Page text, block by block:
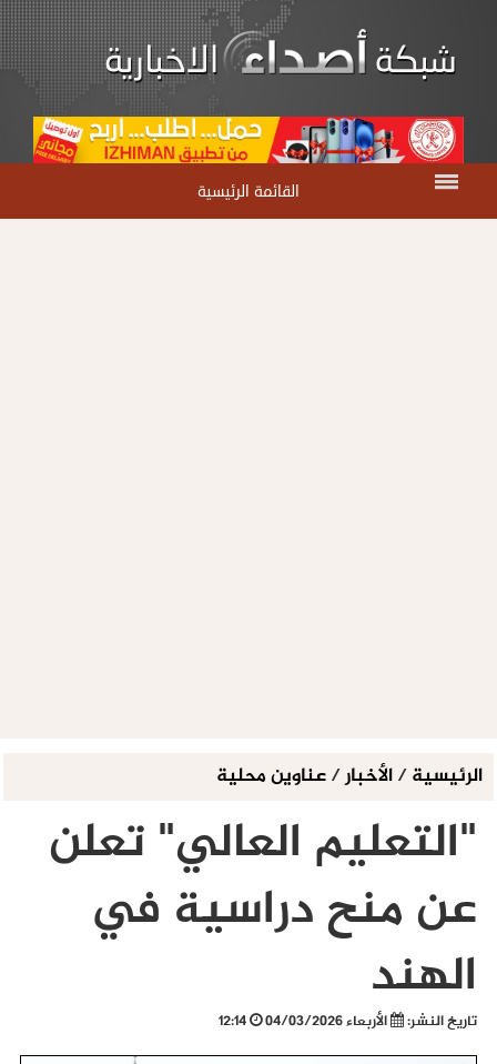
القائمة الرئيسية
الرئيسية/الأخبار/عناوين محلية
"التعليم العالي" تعلن
عن منح دراسية في
الهند
تاريخ النشر: الأربعاء 04/03/2026